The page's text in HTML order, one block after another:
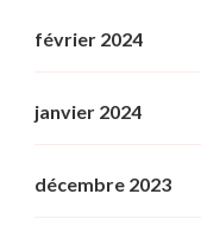
février 2024
janvier 2024
décembre 2023